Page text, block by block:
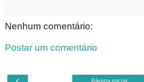
Nenhum comentário:
Postar um comentário